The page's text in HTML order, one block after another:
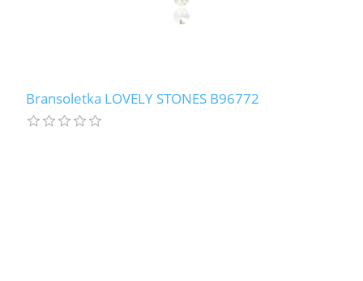
Bransoletka LOVELY STONES B96772